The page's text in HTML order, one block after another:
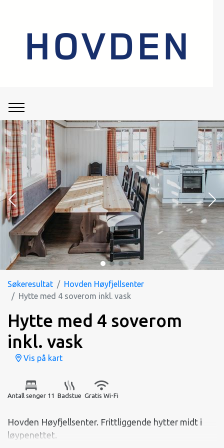
Søkeresultat
Hovden Høyfjellsenter
Hytte med 4 soverom inkl. vask
Hytte med 4 soverom
inkl. vask
Vis på kart
Antall senger 11 Badstue Gratis Wi-Fi
Hovden Høyfjellsenter. Frittliggende hytter midt i
løypenettet.